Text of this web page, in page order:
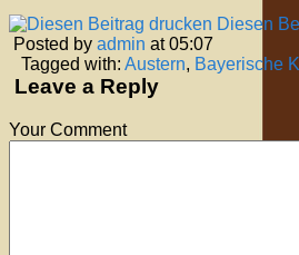
Diesen
Posted by admin at 05:07
Tagged with: Austern, Bayerische
Leave a Reply
Your Comment